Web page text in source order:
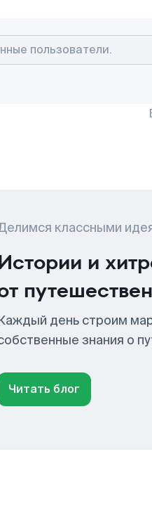
классными
и
день строим
знания о
Читать блог